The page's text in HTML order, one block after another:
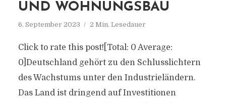
UND WOHNUNGSBAU
6. September 2023 2 Min. Lesedauer
Click to rate this post![Total: 0 Average:
0]Deutschland gehört zu den Schlusslichtern
des Wachstums unter den Industrieländern.
Das Land ist dringend auf Investitionen